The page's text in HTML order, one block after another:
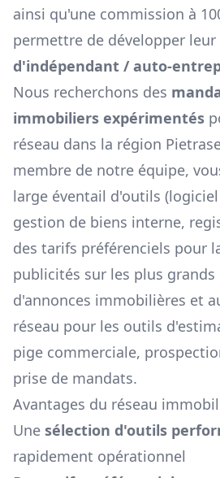
ainsi qu'une commission à
permettre de développer leur
d'indépendant / auto-
Nous recherchons des
immobiliers expérimentés
réseau dans la région
membre de notre équipe,
large éventail d'outils
gestion de biens interne,
des tarifs préférenciels pour
publicités sur les plus
d'annonces immobilières et
réseau pour les outils
pige commerciale,
prise de mandats.
Avantages du réseau
Une sélection d'outils
rapidement opérationnel